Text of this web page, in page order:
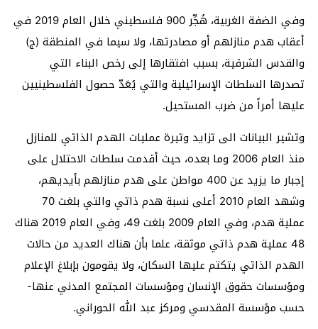
وفي الضفة الغربية، هُجِّر 900 فلسطيني خلال العام 2019 في
أعقاب هدم منازلهم أو مصادرتها، ولا سيما في المنطقة (ج)
والقدس الشرقية، بسبب افتقارها إلى رخص البناء التي
تصدرها السلطات الإسرائيلية والتي يُعَدّ حصول الفلسطينيين
عليها أمراً من ضرب المستحيل.
وتشير البيانات الى تزايد وتيرة عمليات الهدم الذاتي للمنازل
منذ العام 2006 وما بعده، حيث أقدمت سلطات الاحتلال على
إجبار ما يزيد عن 400 مواطن على هدم منازلهم بأيديهم،
وشهد العام 2010 أعلى نسبة هدم ذاتي والتي بلغت 70
عملية هدم، وفي العام 2009 بلغت 49، وفي العام 2019 هناك
48 عملية هدم ذاتي موثقة، علما بأن هناك العديد من حالات
الهدم الذاتي يتكتم عليها السكان، ولا يقومون بإبلاغ الإعلام
ومؤسسات حقوق الإنسان ومؤسسات المجتمع المدني عنها-
حسب مؤسسة المقدسي ومركز عبد الله الحوراني.